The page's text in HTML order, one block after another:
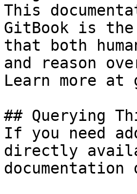
This
GitBook is the
that both
and reason
Learn more at
## Querying
If you need
directly